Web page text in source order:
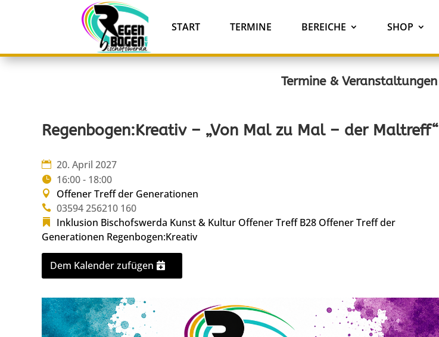
START TERMINE BEREICHE SHOP
Termine & Veranstaltungen
Regenbogen:Kreativ – „Von Mal zu Mal – der Maltreff“
20. April 2027
16:00 - 18:00
Offener Treff der Generationen
03594 256210 160
Inklusion Bischofswerda Kunst & Kultur Offener Treff B28 Offener Treff der
Generationen Regenbogen:Kreativ
Dem Kalender zufügen